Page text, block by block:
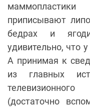
приписывают
бедрах и
удивительно, что
А принимая к
из главных
(достаточно